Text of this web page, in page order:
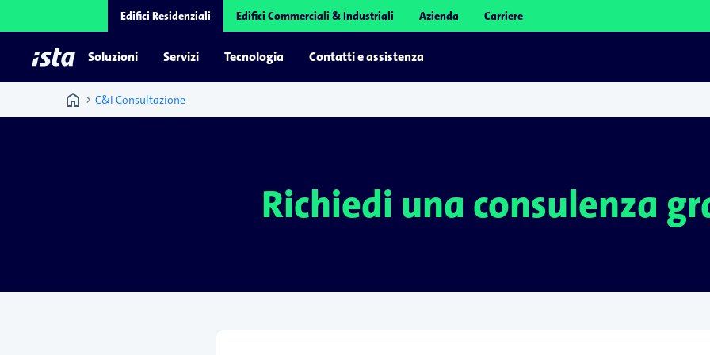
Edifici Residenziali Edifici Commerciali & Industriali Azienda Carriere
Soluzioni Servizi Tecnologia Contatti e assistenza
home chevron_right C&I Consultazione
Richiedi una consulenza